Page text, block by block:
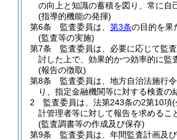
の向上と知識の蓄積を図り、常に自
(指導的機能の発揮)
第6条
監査委員は、 第3条の目的を果
(監査等の実施)
第7条
監査委員は、必要に応じて監
討した上で、効果的かつ効率的に監
(報告の徴取)
第8条
監査委員は、地方自治法施行令
り、指定金融機関等に対する検査の
2
監査委員は、法第243条の2第10項(
計管理者等に対して報告を求めるこ
(監査調書等の作成及び保存)
第9条
監査委員は、年間監査計画及